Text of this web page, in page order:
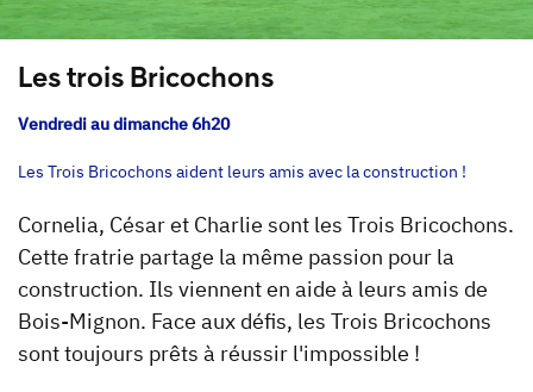
Les trois Bricochons
Vendredi au dimanche 6h20
Les Trois Bricochons aident leurs amis avec la construction !
Cornelia, César et Charlie sont les Trois Bricochons.
Cette fratrie partage la même passion pour la
construction. Ils viennent en aide à leurs amis de
Bois-Mignon. Face aux défis, les Trois Bricochons
sont toujours prêts à réussir l'impossible !